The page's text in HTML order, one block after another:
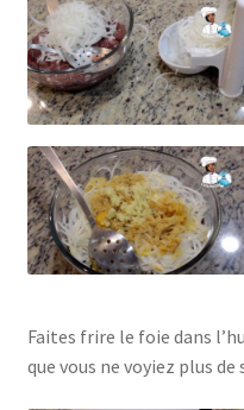
Faites frire le foie dans
que vous ne voyiez plus de